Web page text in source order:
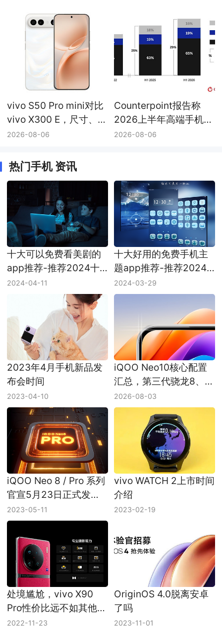
vivo S50 Pro mini对比
vivo X300 E，尺寸、续
航与影像配置差异
2026-08-06
Counterpoint报告称
2026上半年高端手机份
额升至29%，vivo高端
2026-08-06
热门手机 资讯
十大可以免费看美剧的
app推荐-推荐2024十
款可以免费看美剧的
2024-04-11
十大好用的免费手机主
题app推荐-推荐2024
十款好用的免费手机主
题app
2024-03-29
2023年4月手机新品发
布会时间
2023-04-10
iQOO Neo10核心配置
汇总，第三代骁龙8、
Q2芯片、6100mAh和
120W
2026-08-03
iQOO Neo 8 / Pro 系列
官宣5月23日正式发
布，首发天玑 9200+
2023-05-11
vivo WATCH 2上市时间
介绍
2023-02-19
处境尴尬，vivo X90
Pro性价比远不如其他两
款，会成为vivo版
2022-11-23
OriginOS 4.0脱离安卓
了吗
2023-11-01